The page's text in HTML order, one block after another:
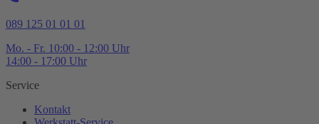
089 125 01 01 01
Mo. - Fr. 10:00 - 12:00 Uhr
14:00 - 17:00 Uhr
Service
Kontakt